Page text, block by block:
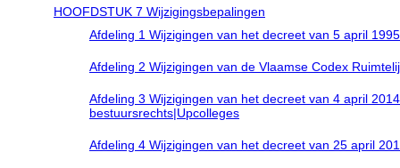
HOOFDSTUK 7 Wijzigingsbepalingen
Afdeling 1 Wijzigingen van het decreet van 5 april
Afdeling 2 Wijzigingen van de Vlaamse Codex
Afdeling 3 Wijzigingen van het decreet van 4 april
bestuursrechts|Upcolleges
Afdeling 4 Wijzigingen van het decreet van 25 april